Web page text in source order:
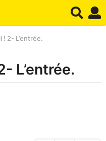
! 2- L’entrée.
L’entrée.